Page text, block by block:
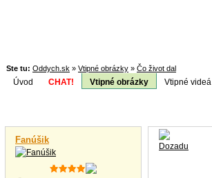
Ste tu: Oddych.sk » Vtipné obrázky » Čo život dal
Úvod CHAT! Vtipné obrázky Vtipné videá
Fanúšik